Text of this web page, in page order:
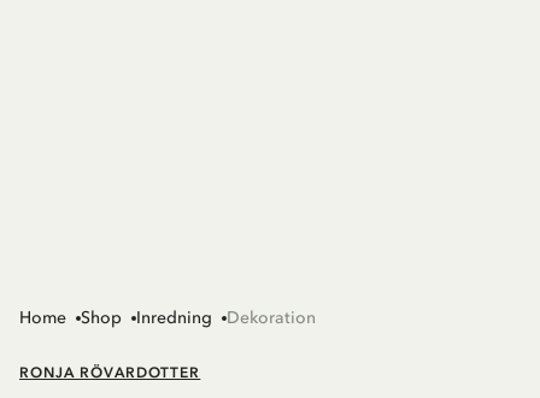
Home Shop Inredning Dekoration
RONJA RÖVARDOTTER